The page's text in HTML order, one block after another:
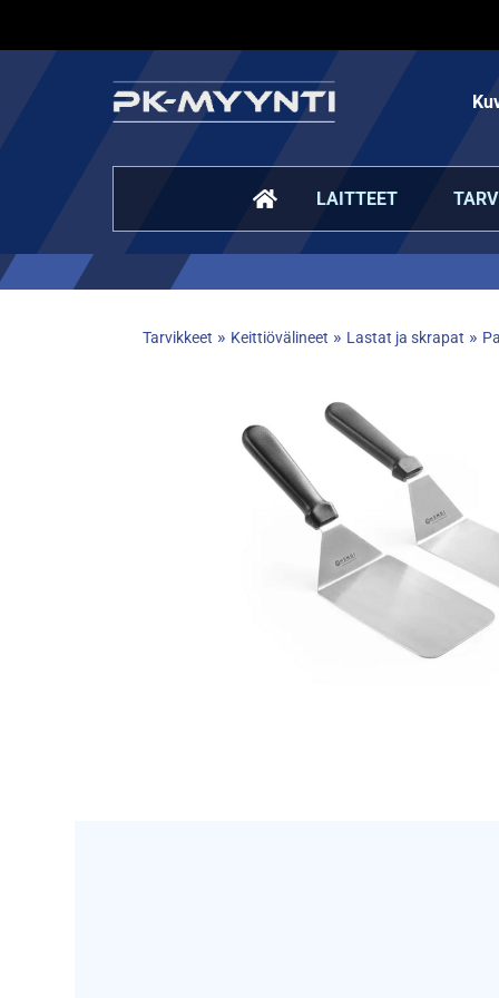
LAITTEET
Tarvikkeet » Keittiövälineet » Lastat ja skrapat »